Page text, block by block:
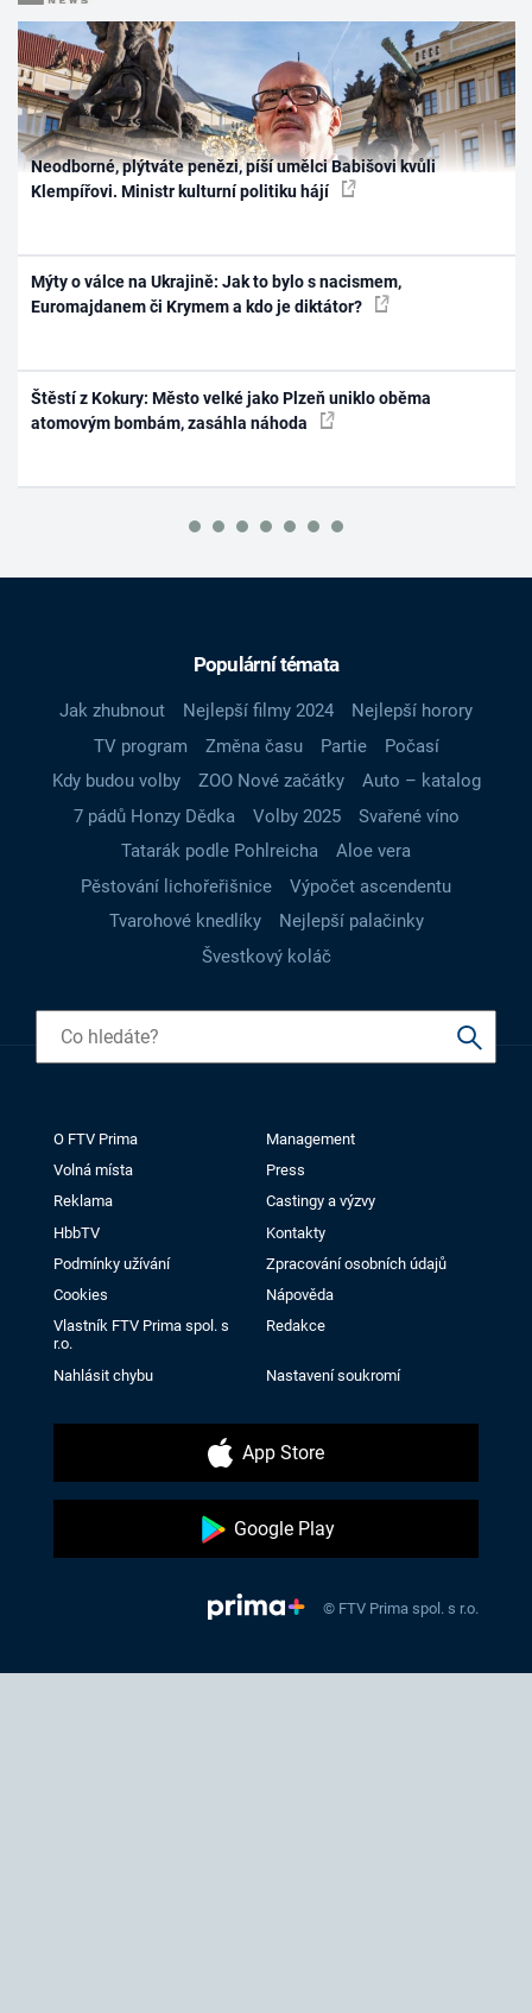
Neodborné, plýtváte penězi, píší umělci Babišovi kvůli
Klempířovi. Ministr kulturní politiku hájí
Mýty o válce na Ukrajině: Jak to bylo s nacismem,
Euromajdanem či Krymem a kdo je diktátor?
Štěstí z Kokury: Město velké jako Plzeň uniklo oběma
atomovým bombám, zasáhla náhoda
Populární témata
Jak zhubnout Nejlepší filmy 2024
Nejlepší horory
TV program
Změna času Partie
Počasí
Kdy budou volby
ZOO Nové začátky
Auto – katalog
7 pádů Honzy Dědka
Volby 2025
Svařené víno
Tatarák podle Pohlreicha
Aloe vera
Pěstování lichořeřišnice
Výpočet ascendentu
Tvarohové knedlíky
Nejlepší palačinky
Švestkový koláč
O FTV Prima
Management
Volná místa
Press
Reklama
Castingy a výzvy
HbbTV
Kontakty
Podmínky užívání
Zpracování osobních údajů
Cookies
Nápověda
Vlastník FTV Prima spol. s
r.o.
Redakce
Nahlásit chybu Nastavení soukromí
App Store
Google Play
© FTV Prima spol. s r.o.